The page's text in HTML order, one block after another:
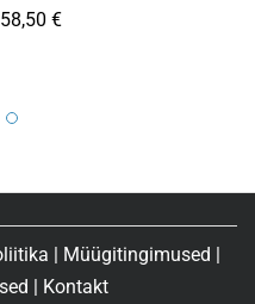
58,50 €
Müügitingimused
Kontakt